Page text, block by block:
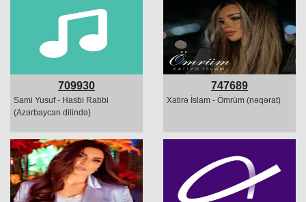
709930
Sami Yusuf - Hasbi Rabbi
(Azərbaycan dilində)
747689
Xatirə İslam - Ömrüm (nəqərat)